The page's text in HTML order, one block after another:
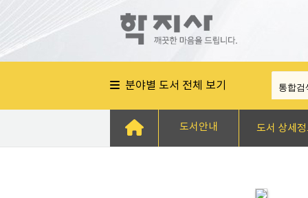
분야별 도서 전체 보기
도서안내 도서 상세